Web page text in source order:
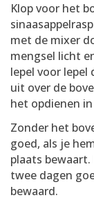
Klop voor het
met de mixer
mengsel licht
lepel voor
uit over de
het opdienen
Zonder het
goed, als je
plaats
twee dagen
bewaard.